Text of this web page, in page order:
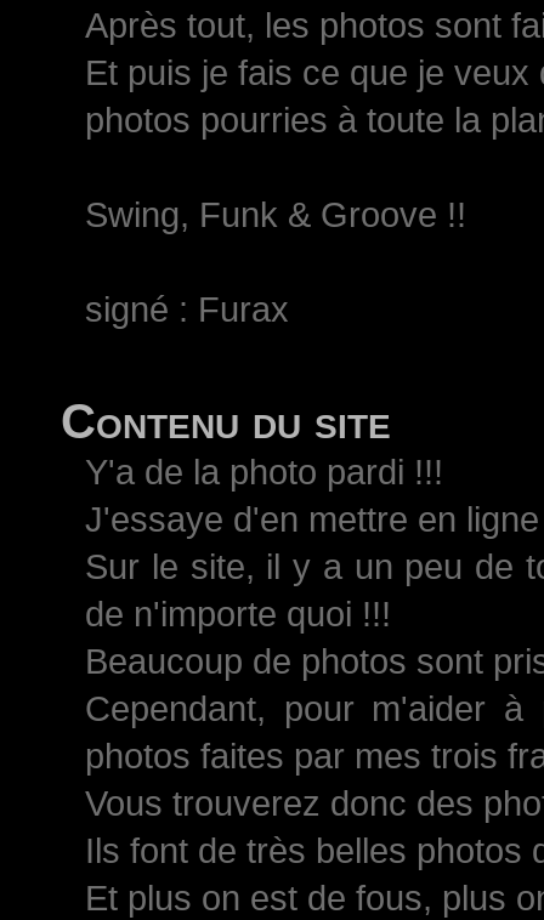
Après tout, les photos sont
Et puis je fais ce que je
photos pourries à toute la
Swing, Funk & Groove !!
signé : Furax
Contenu du site
Y'a de la photo pardi !!!
J'essaye d'en mettre en
Sur le site, il y a un peu de
de n'importe quoi !!!
Beaucoup de photos sont
Cependant, pour m'aider
photos faites par mes trois
Vous trouverez donc des
Ils font de très belles photos
Et plus on est de fous, plus